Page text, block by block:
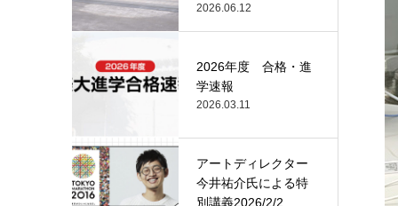
2026.06.12
2026年度 合格・進
学速報
2026.03.11
アートディレクター
今井祐介氏による特
別講義2026/2/2